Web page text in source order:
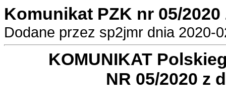
Komunikat PZK nr 05/2020
Dodane przez sp2jmr dnia 2020-
KOMUNIKAT
NR 05/2020 z